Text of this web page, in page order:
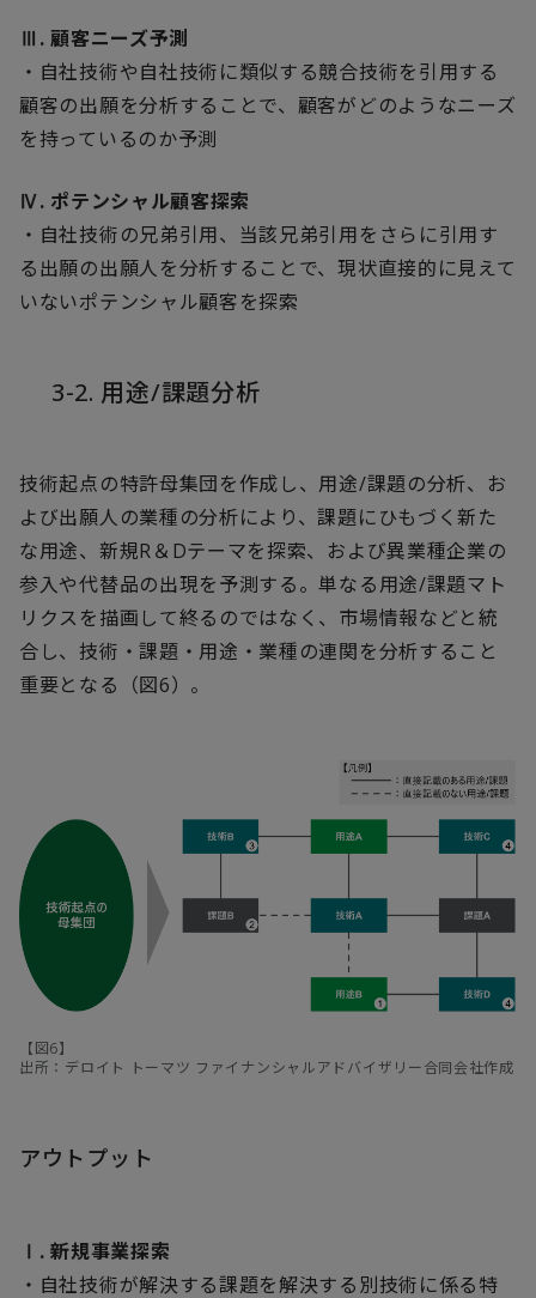
Ⅲ. 顧客ニーズ予測
・自社技術や自社技術に類似する競合技術を引用する
顧客の出願を分析することで、顧客がどのようなニーズ
を持っているのか予測
Ⅳ. ポテンシャル顧客探索
・自社技術の兄弟引用、当該兄弟引用をさらに引用す
る出願の出願人を分析することで、現状直接的に見えて
いないポテンシャル顧客を探索
3-2. 用途/課題分析
技術起点の特許母集団を作成し、用途/課題の分析、お
よび出願人の業種の分析により、課題にひもづく新た
な用途、新規R＆Dテーマを探索、および異業種企業の
参入や代替品の出現を予測する。単なる用途/課題マト
リクスを描画して終るのではなく、市場情報などと統
合し、技術・課題・用途・業種の連関を分析すること
重要となる（図6）。
【図6】
出所：デロイト トーマツ ファイナンシャルアドバイザリー合同会社作成
アウトプット
Ⅰ. 新規事業探索
・自社技術が解決する課題を解決する別技術に係る特